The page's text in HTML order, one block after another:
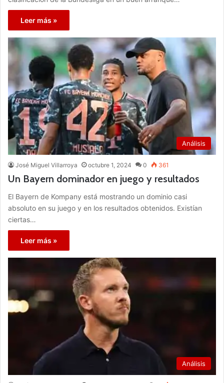
Leer más »
Análisis
José Miguel Villarroya octubre 1, 2024 0 361
Un Bayern dominador en juego y resultados
El Bayern de Kompany está mostrando un dominio casi
absoluto en su juego y en los resultados obtenidos. Existían
ciertas…
Leer más »
Análisis